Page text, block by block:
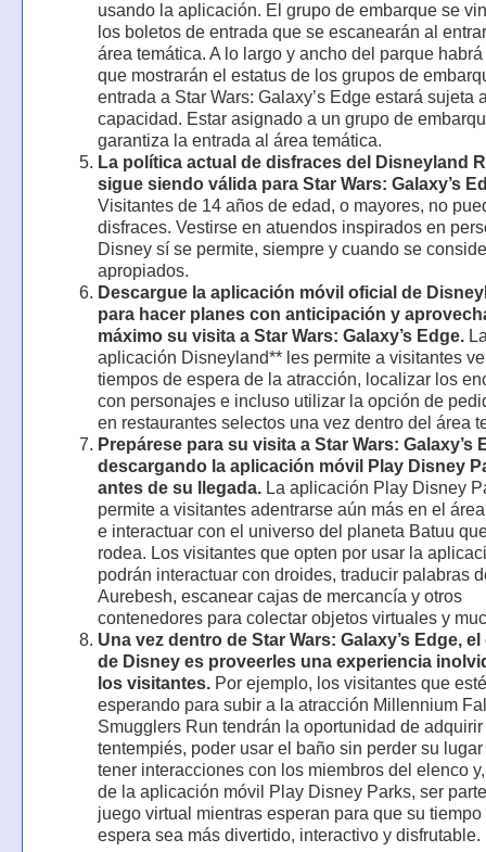
usando la aplicación. El grupo de embarque se
los boletos de entrada que se escanearán al
área temática. A lo largo y ancho del parque
que mostrarán el estatus de los grupos de
entrada a Star Wars: Galaxy’s Edge estará sujeta
capacidad. Estar asignado a un grupo de
garantiza la entrada al área temática.
La política actual de disfraces del Disneyland
sigue siendo válida para Star Wars: Galaxy’s
Visitantes de 14 años de edad, o mayores, no
disfraces. Vestirse en atuendos inspirados en
Disney sí se permite, siempre y cuando se
apropiados.
Descargue la aplicación móvil oficial de
para hacer planes con anticipación y
máximo su visita a Star Wars: Galaxy’s Edge.
aplicación Disneyland** les permite a visitantes
tiempos de espera de la atracción, localizar los
con personajes e incluso utilizar la opción de
en restaurantes selectos una vez dentro del área
Prepárese para su visita a Star Wars: Galaxy’s
descargando la aplicación móvil Play Disney
antes de su llegada.La aplicación Play Disney
permite a visitantes adentrarse aún más en el
e interactuar con el universo del planeta Batuu
rodea. Los visitantes que opten por usar la
podrán interactuar con droides, traducir palabras
Aurebesh, escanear cajas de mercancía y otros
contenedores para colectar objetos virtuales y
Una vez dentro de Star Wars: Galaxy’s Edge,
de Disney es proveerles una experiencia
los visitantes.Por ejemplo, los visitantes que
esperando para subir a la atracción Millennium
Smugglers Run tendrán la oportunidad de adquirir
tentempiés, poder usar el baño sin perder su
tener interacciones con los miembros del elenco
de la aplicación móvil Play Disney Parks, ser
juego virtual mientras esperan para que su tiempo
espera sea más divertido, interactivo y disfrutable.